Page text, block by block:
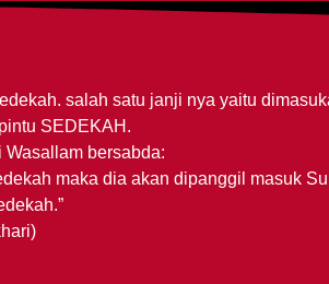
salah satu janji nya yaitu
SEDEKAH.
bersabda:
maka dia akan dipanggil masuk